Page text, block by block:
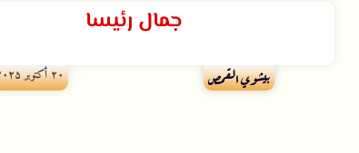
جمال رئيسا
بيشوي القمص ۲۰ أكتوبر ۲۰۲۵